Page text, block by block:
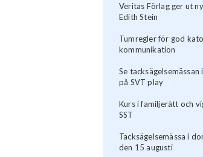
Veritas Förlag ger ut
Edith Stein
Tumregler för god
kommunikation
Se
på SVT play
Kurs i familjerätt och
SST
Tacksägelsemässa i
den 15 augusti